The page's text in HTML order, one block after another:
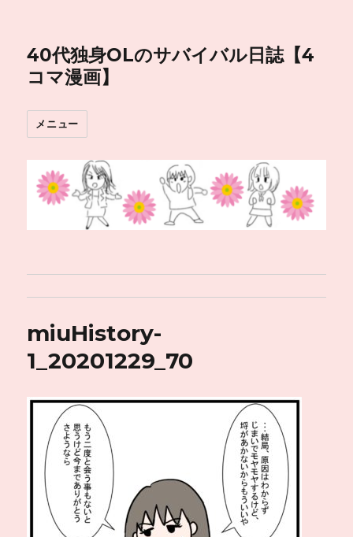
40代独身OLのサバイバル日誌【4
コマ漫画】
メニュー
miuHistory-
1_20201229_70